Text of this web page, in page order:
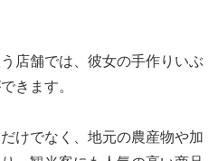
店舗では、彼女の手作りいぶ
きます。
けでなく、地元の農産物や加